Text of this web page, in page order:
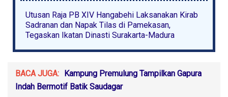
Utusan Raja PB XIV Hangabehi Laksanakan Kirab
Sadranan dan Napak Tilas di Pamekasan,
Tegaskan Ikatan Dinasti Surakarta-Madura
BACA JUGA: Kampung Premulung Tampilkan Gapura
Indah Bermotif Batik Saudagar